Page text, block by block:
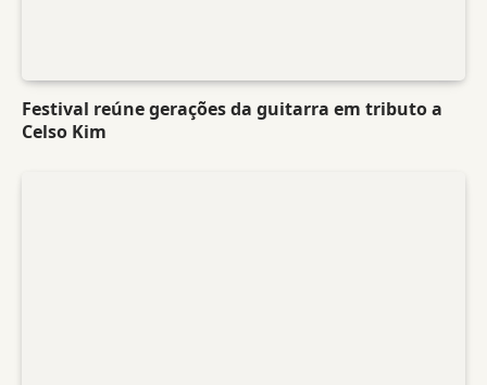
Festival reúne gerações da guitarra em tributo a
Celso Kim